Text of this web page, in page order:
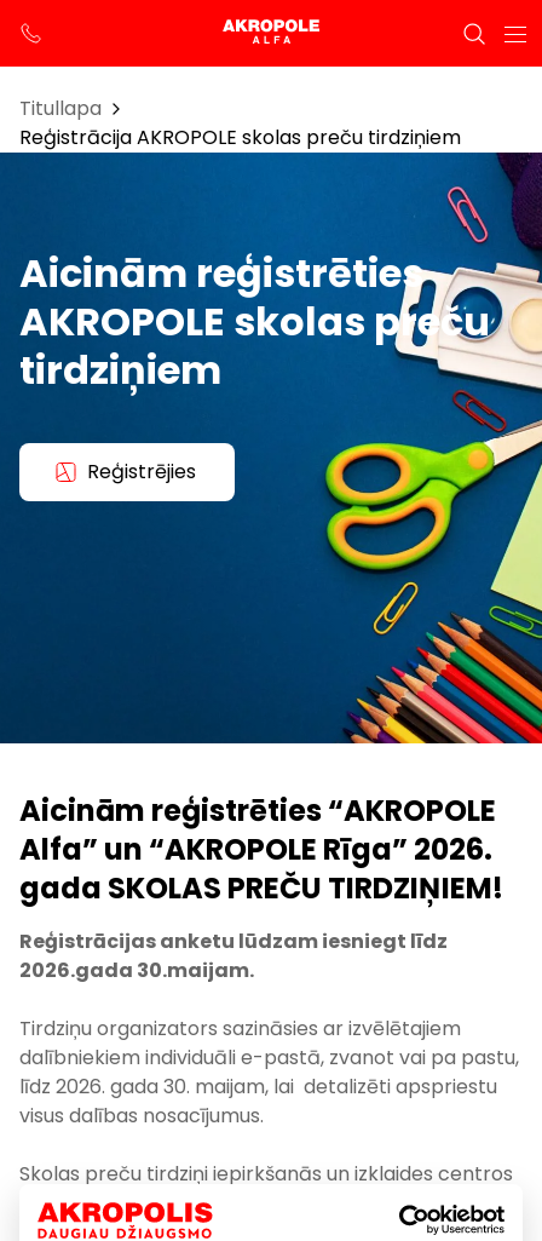
Titullapa
Reģistrācija AKROPOLE skolas preču tirdziņiem
Aicinām reģistrēties
AKROPOLE skolas preču
tirdziņiem
Reģistrējies
Aicinām reģistrēties “AKROPOLE
Alfa” un “AKROPOLE Rīga” 2026.
gada SKOLAS PREČU TIRDZIŅIEM!
Reģistrācijas anketu lūdzam iesniegt līdz
2026.gada 30.maijam.
Tirdziņu organizators sazināsies ar izvēlētajiem
dalībniekiem individuālie-pastā, zvanot vai pa pastu,
līdz 2026. gada 30. maijam, lai detalizēti apspriestu
visus dalības nosacījumus.
Skolas preču tirdziņi iepirkšanās un izklaides centros
“AKROPOLE Alfa” un “AKROPOLE Rīga”
norisināsies no
27.jūlija līdz 3.septembrim.